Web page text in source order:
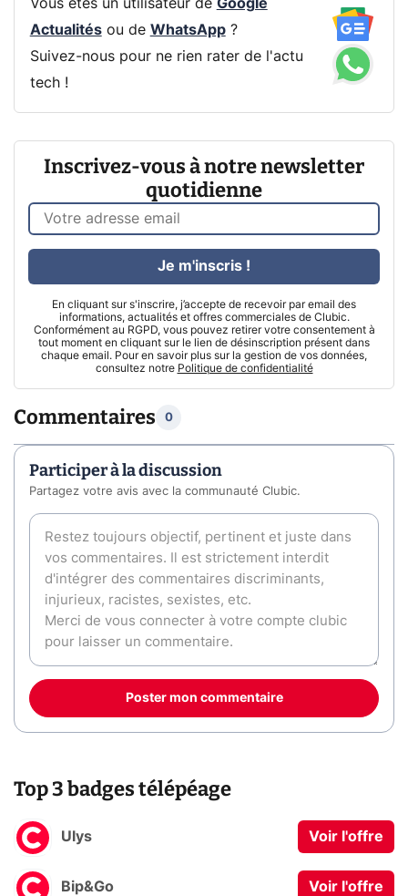
Vous êtes un utilisateur de Google
Actualitésou de WhatsApp?
Suivez-nous pour ne rien rater de l'actu
tech !
Inscrivez-vous à notre newsletter
quotidienne
En cliquant sur s'inscrire, j’accepte de recevoir par email des
informations, actualités et offres commerciales de Clubic.
Conformément au RGPD, vous pouvez retirer votre consentement à
tout moment en cliquant sur le lien de désinscription présent dans
chaque email. Pour en savoir plus sur la gestion de vos données,
consultez notre Politique de confidentialité
Je m'inscris !
Commentaires 0
Participer à la discussion
Partagez votre avis avec la communauté Clubic.
Poster mon commentaire
Top 3 badges télépéage
Ulys Voir l'offre
Bip&Go Voir l'offre